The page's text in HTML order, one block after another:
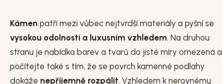
Kámen patří mezi vůbec nejtvrdší materiály a pyšní se
vysokou odolností a luxusním vzhledem. Na druhou
stranu je nabídka barev a tvarů do jisté míry omezená a
počítejte také s tím, že se povrch kamenné podlahy
dokáže nepříjemně rozpálit. Vzhledem k nerovnému